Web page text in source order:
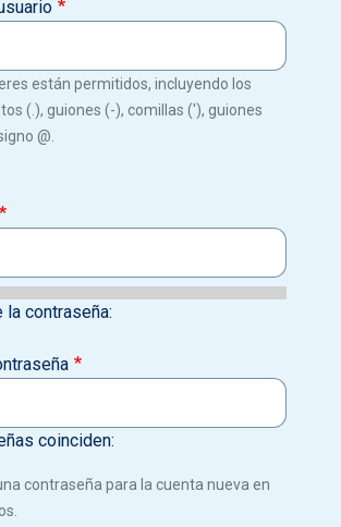
están permitidos, incluyendo los
(.), guiones (-), comillas ('), guiones
@.
la contraseña:
coinciden:
contraseña para la cuenta nueva en